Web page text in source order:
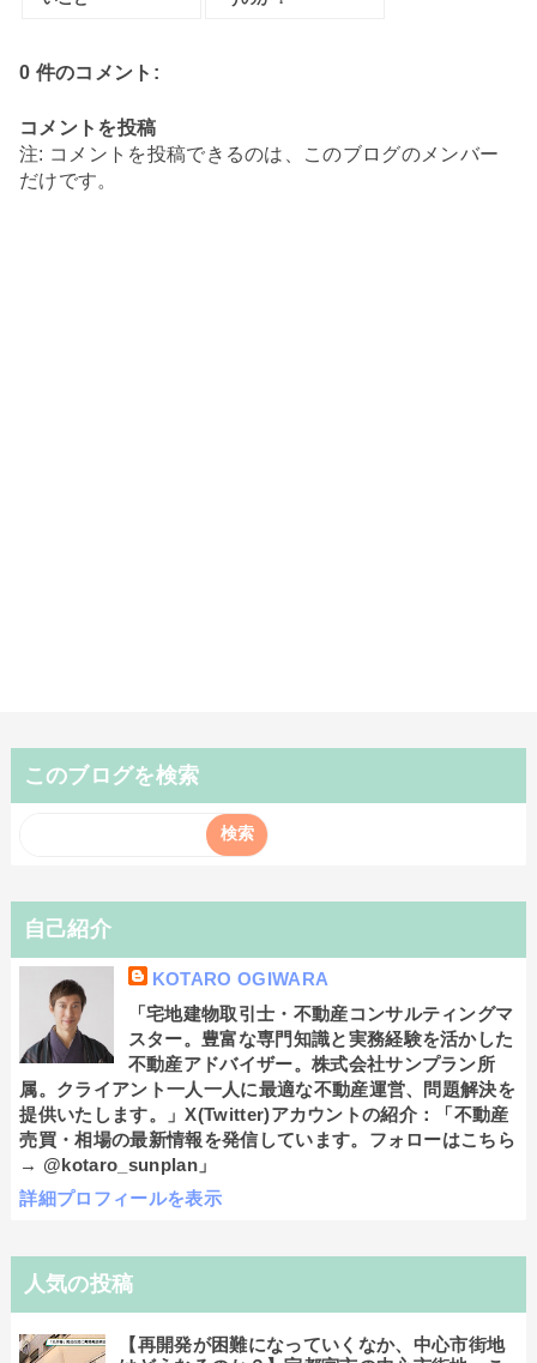
0 件のコメント:
コメントを投稿
注: コメントを投稿できるのは、このブログのメンバー
だけです。
このブログを検索
自己紹介
KOTARO OGIWARA
「宅地建物取引士・不動産コンサルティングマ
スター。豊富な専門知識と実務経験を活かした
不動産アドバイザー。株式会社サンプラン所
属。クライアント一人一人に最適な不動産運営、問題解決を
提供いたします。」X(Twitter)アカウントの紹介：「不動産
売買・相場の最新情報を発信しています。フォローはこちら
→ @kotaro_sunplan」
詳細プロフィールを表示
人気の投稿
【再開発が困難になっていくなか、中心市街地